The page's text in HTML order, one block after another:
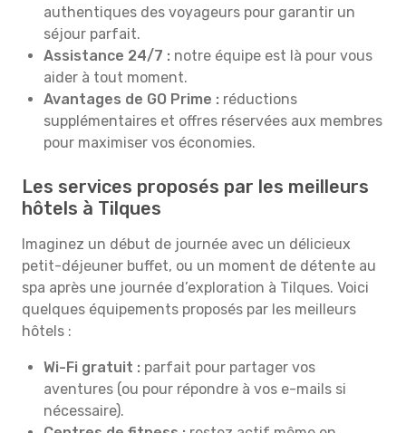
authentiques des voyageurs pour garantir un
séjour parfait.
Assistance 24/7 : notre équipe est là pour vous
aider à tout moment.
Avantages de GO Prime : réductions
supplémentaires et offres réservées aux membres
pour maximiser vos économies.
Les services proposés par les meilleurs
hôtels à Tilques
Imaginez un début de journée avec un délicieux
petit-déjeuner buffet, ou un moment de détente au
spa après une journée d’exploration à Tilques. Voici
quelques équipements proposés par les meilleurs
hôtels :
Wi-Fi gratuit : parfait pour partager vos
aventures (ou pour répondre à vos e-mails si
nécessaire).